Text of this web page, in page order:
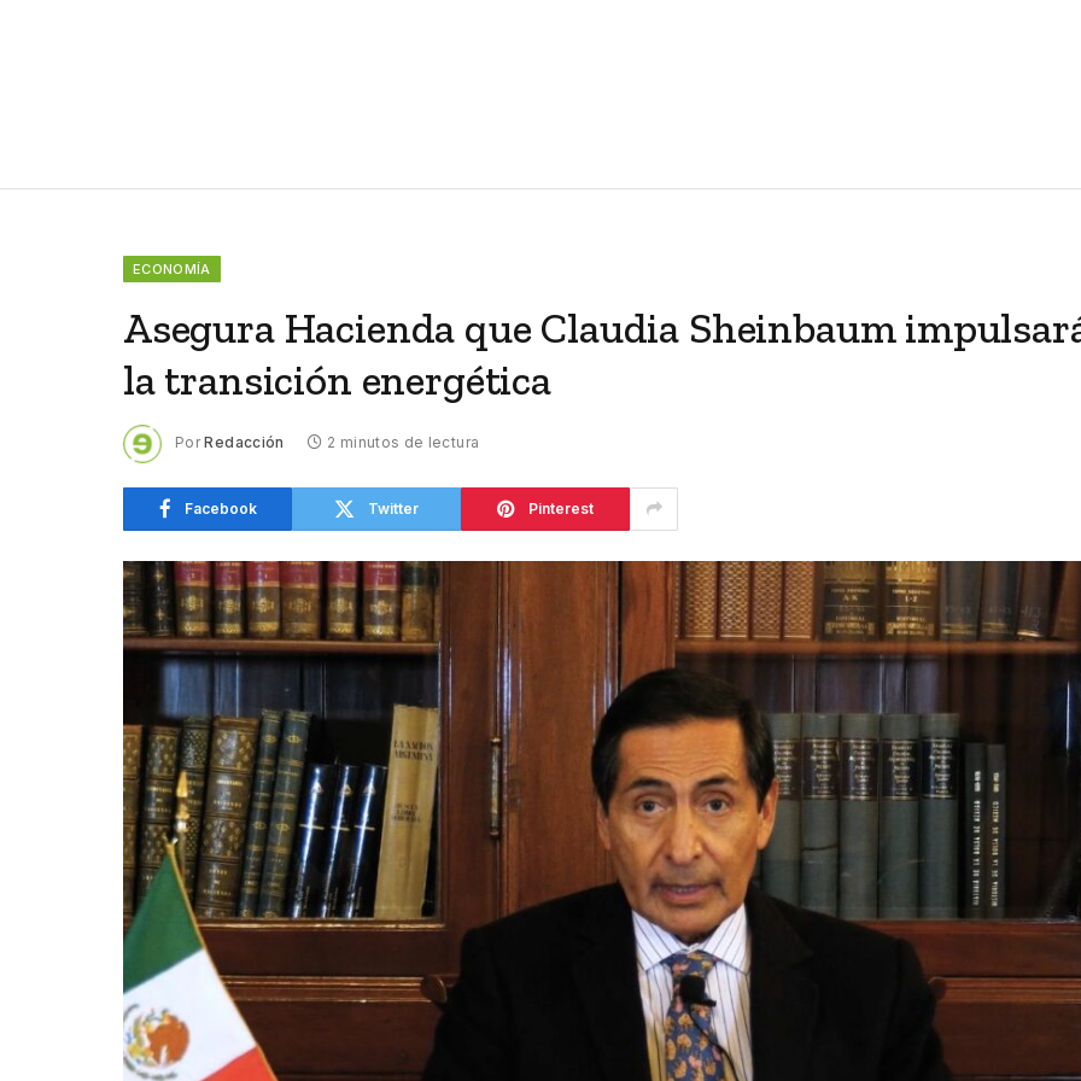
ECONOMÍA
Asegura Hacienda que Claudia Sheinbaum
la transición energética
Por Redacción 2 minutos de lectura
Facebook Twitter Pinterest